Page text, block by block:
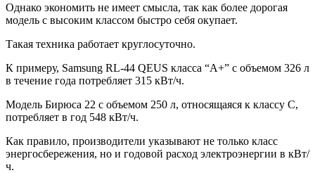
Однако экономить не имеет смысла, так как более дорогая
модель с высоким классом быстро себя окупает.
Такая техника работает круглосуточно.
К примеру, Samsung RL-44 QEUS класса “A+” с объемом 326 л
в течение года потребляет 315 кВт/ч.
Модель Бирюса 22 с объемом 250 л, относящаяся к классу С,
потребляет в год 548 кВт/ч.
Как правило, производители указывают не только класс
энергосбережения, но и годовой расход электроэнергии в кВт/
ч.